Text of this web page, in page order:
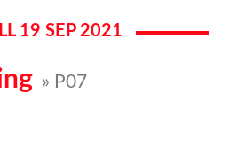
19 SEP 2021
» P07